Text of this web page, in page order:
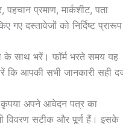
प्रमाण, मार्कशीट, पता
गए दस्तावेजों को निर्दिष्ट
के साथ भरें। फॉर्म भरते समय यह
कि आपकी सभी जानकारी सही
अपने आवेदन पत्र का
विवरण सटीक और पूर्ण हैं। इसके